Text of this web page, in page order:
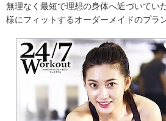
無理なく最短で理想の身体へ近づいてい
様にフィットするオーダーメイドのプラ